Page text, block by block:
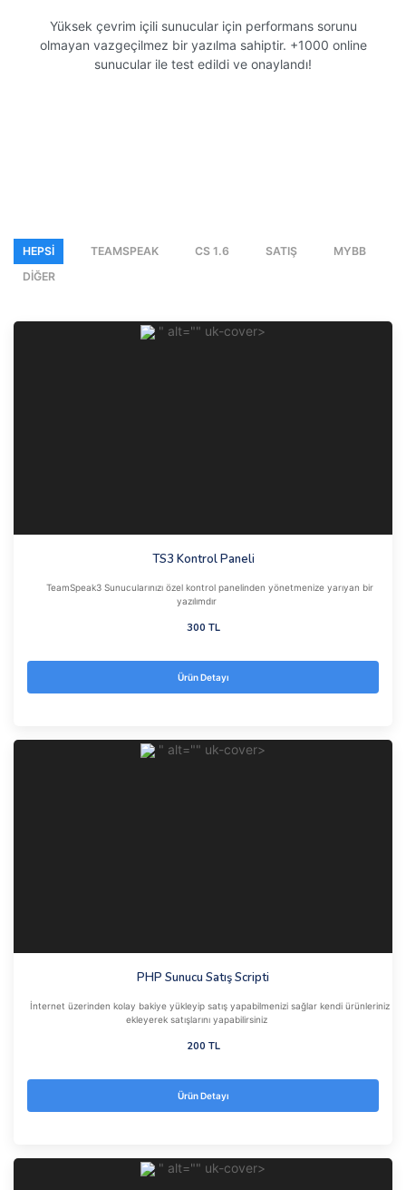
Yüksek çevrim içili sunucular için performans sorunu
olmayan vazgeçilmez bir yazılma sahiptir. +1000 online
sunucular ile test edildi ve onaylandı!
HEPSI TEAMSPEAK CS 1.6 SATIŞ
MYBB
DİĞER
" alt="" uk-cover>
TS3 Kontrol Paneli
TeamSpeak3 Sunucularınızı özel kontrol panelinden yönetmenize yarıyan bir
yazılımdır
300 TL
Ürün Detayı
" alt="" uk-cover>
PHP Sunucu Satış Scripti
İnternet üzerinden kolay bakiye yükleyip satış yapabilmenizi sağlar kendi ürünleriniz
ekleyerek satışlarını yapabilirsiniz
200 TL
Ürün Detayı
" alt="" uk-cover>